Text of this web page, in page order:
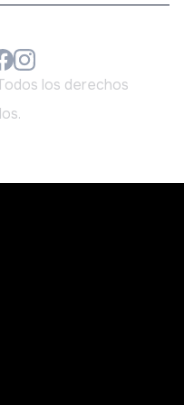
los derechos